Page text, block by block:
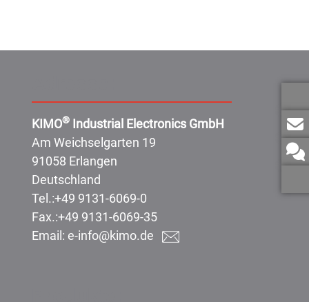
KIMO® Industrial Electronics GmbH
Am Weichselgarten 19
91058 Erlangen
Deutschland
Tel.:+49 9131-6069-0
Fax.:+49 9131-6069-35
Email: e-info@kimo.de